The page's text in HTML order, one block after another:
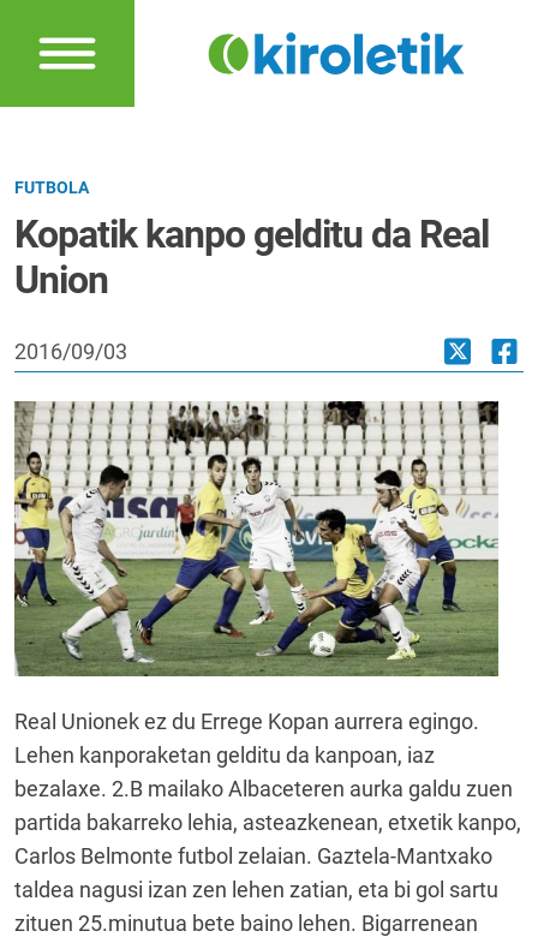
FUTBOLA
Kopatik kanpo gelditu da Real
Union
2016/09/03
Real Unionek ez du Errege Kopan aurrera egingo.
Lehen kanporaketan gelditu da kanpoan, iaz
bezalaxe. 2.B mailako Albaceteren aurka galdu zuen
partida bakarreko lehia, asteazkenean, etxetik kanpo,
Carlos Belmonte futbol zelaian. Gaztela-Mantxako
taldea nagusi izan zen lehen zatian, eta bi gol sartu
zituen 25.minutua bete baino lehen. Bigarrenean